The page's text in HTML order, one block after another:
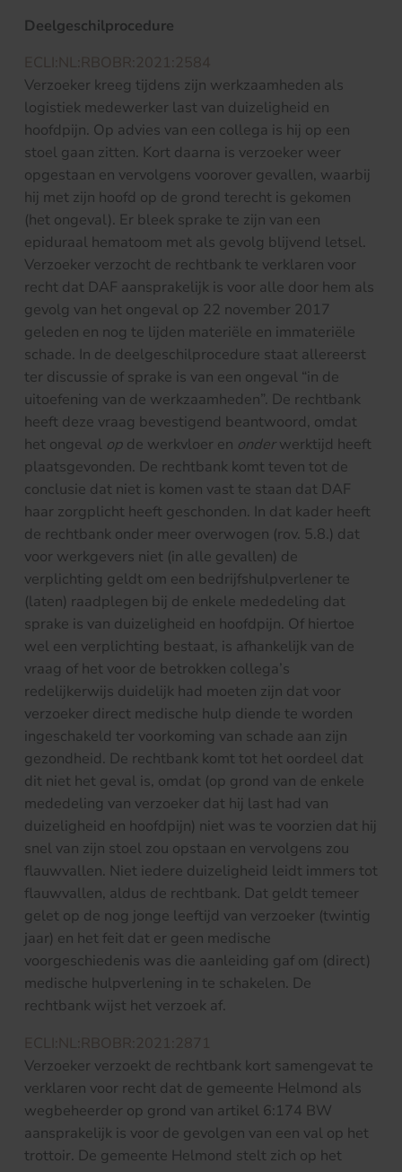
Deelgeschilprocedure
ECLI:NL:RBOBR:2021:2584
Verzoeker kreeg tijdens zijn werkzaamheden als
logistiek medewerker last van duizeligheid en
hoofdpijn. Op advies van een collega is hij op een
stoel gaan zitten. Kort daarna is verzoeker weer
opgestaan en vervolgens voorover gevallen, waarbij
hij met zijn hoofd op de grond terecht is gekomen
(het ongeval). Er bleek sprake te zijn van een
epiduraal hematoom met als gevolg blijvend letsel.
Verzoeker verzocht de rechtbank te verklaren voor
recht dat DAF aansprakelijk is voor alle door hem als
gevolg van het ongeval op 22 november 2017
geleden en nog te lijden materiële en immateriële
schade. In de deelgeschilprocedure staat allereerst
ter discussie of sprake is van een ongeval “in de
uitoefening van de werkzaamheden”. De rechtbank
heeft deze vraag bevestigend beantwoord, omdat
het ongeval op de werkvloer en onderwerktijd heeft
plaatsgevonden. De rechtbank komt teven tot de
conclusie dat niet is komen vast te staan dat DAF
haar zorgplicht heeft geschonden. In dat kader heeft
de rechtbank onder meer overwogen (rov. 5.8.) dat
voor werkgevers niet (in alle gevallen) de
verplichting geldt om een bedrijfshulpverlener te
(laten) raadplegen bij de enkele mededeling dat
sprake is van duizeligheid en hoofdpijn. Of hiertoe
wel een verplichting bestaat, is afhankelijk van de
vraag of het voor de betrokken collega’s
redelijkerwijs duidelijk had moeten zijn dat voor
verzoeker direct medische hulp diende te worden
ingeschakeld ter voorkoming van schade aan zijn
gezondheid. De rechtbank komt tot het oordeel dat
dit niet het geval is, omdat (op grond van de enkele
mededeling van verzoeker dat hij last had van
duizeligheid en hoofdpijn) niet was te voorzien dat hij
snel van zijn stoel zou opstaan en vervolgens zou
flauwvallen. Niet iedere duizeligheid leidt immers tot
flauwvallen, aldus de rechtbank. Dat geldt temeer
gelet op de nog jonge leeftijd van verzoeker (twintig
jaar) en het feit dat er geen medische
voorgeschiedenis was die aanleiding gaf om (direct)
medische hulpverlening in te schakelen. De
rechtbank wijst het verzoek af.
ECLI:NL:RBOBR:2021:2871
Verzoeker verzoekt de rechtbank kort samengevat te
verklaren voor recht dat de gemeente Helmond als
wegbeheerder op grond van artikel 6:174 BW
aansprakelijk is voor de gevolgen van een val op het
trottoir. De gemeente Helmond stelt zich op het